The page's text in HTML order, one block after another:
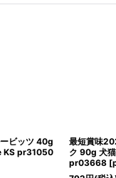
ケイズ 無添加鶏レバース
無添加 さかい企画 Prime